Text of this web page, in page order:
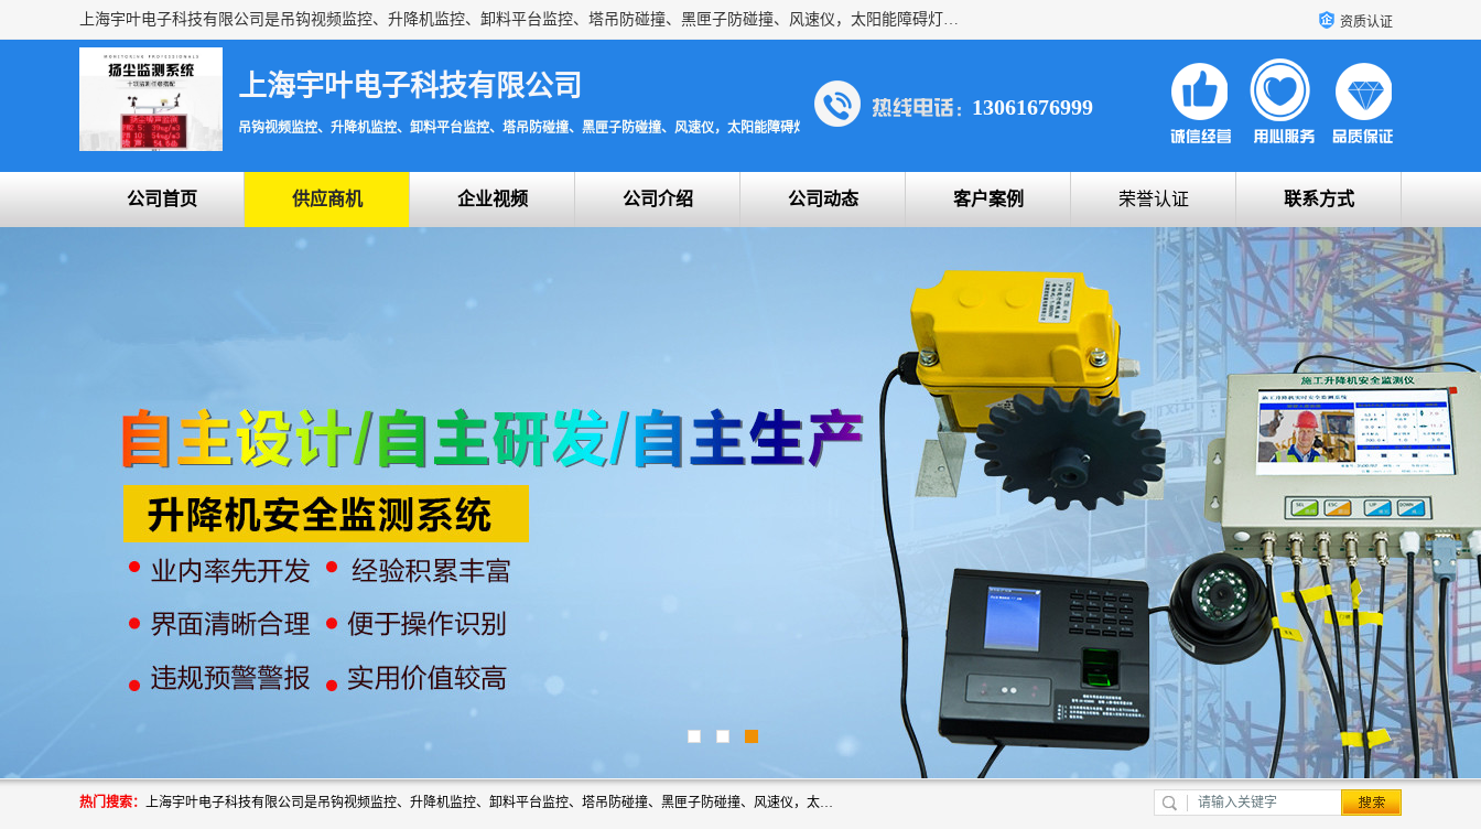
上海宇叶电子科技有限公司是吊钩视频监控、升降机监控、卸料平台监控、塔吊防碰撞、黑匣子防碰撞、风速仪，太阳能障碍灯安全提示灯等一系列升降机的常用配件产品专业研发生产加工的公司，拥有完整、科学的质量管理体系。 资质认证
上海宇叶电子科技有限公司
吊钩视频监控、升降机监控、卸料平台监控、塔吊防碰撞、黑匣子防碰撞、风速仪，太阳能障碍灯安全提示灯
13061676999
公司首页 供应商机 企业视频 公司介绍 公司动态 客户案例 荣誉认证 联系方式
热门搜索： 上海宇叶电子科技有限公司是吊钩视频监控、升降机监控、卸料平台监控、塔吊防碰撞、黑匣子防碰撞、风速仪，太阳能障碍灯安全提示灯等一系列升降机的常用配件产品专业研发生产加工的公司，拥有完整、科学的质量管理体系。